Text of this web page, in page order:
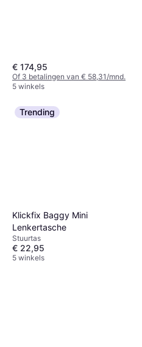
€ 174,95
Of 3 betalingen van € 58,31/mnd.
5 winkels
Trending
Klickfix Baggy Mini
Lenkertasche
Stuurtas
€ 22,95
5 winkels